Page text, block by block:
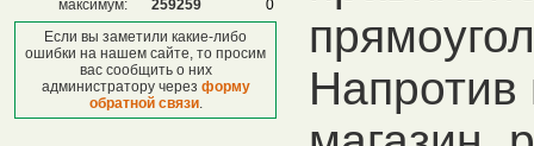
максимум:
259259
0
Если вы заметили какие-либо
ошибки на нашем сайте, то просим
вас сообщить о них
администратору через форму
обратной связи.
Напротив